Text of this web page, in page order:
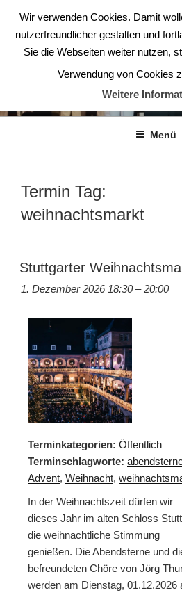
Inhalt
springen
ABENDSTERNE –
Der Chor aus Ludwigsburg
Menü
Termin Tag:
weihnachtsmarkt
Stuttgarter
1. Dezember 2026 18:30–20:00
Terminkategorien: Öffentlich
Terminschlagworte:
Advent, Weihnacht,
In der Weihnachtszeit dürfen wir
dieses Jahr im alten Schloss
die weihnachtliche Stimmung
genießen. Die Abendsterne und
befreundeten Chöre von Jörg
werden am Dienstag, 01.12.2026
Wir verwenden Cookies. Damit
nutzerfreundlicher gestalten und
Sie die Webseiten weiter nutzen,
Verwendung von Cookies
Weitere